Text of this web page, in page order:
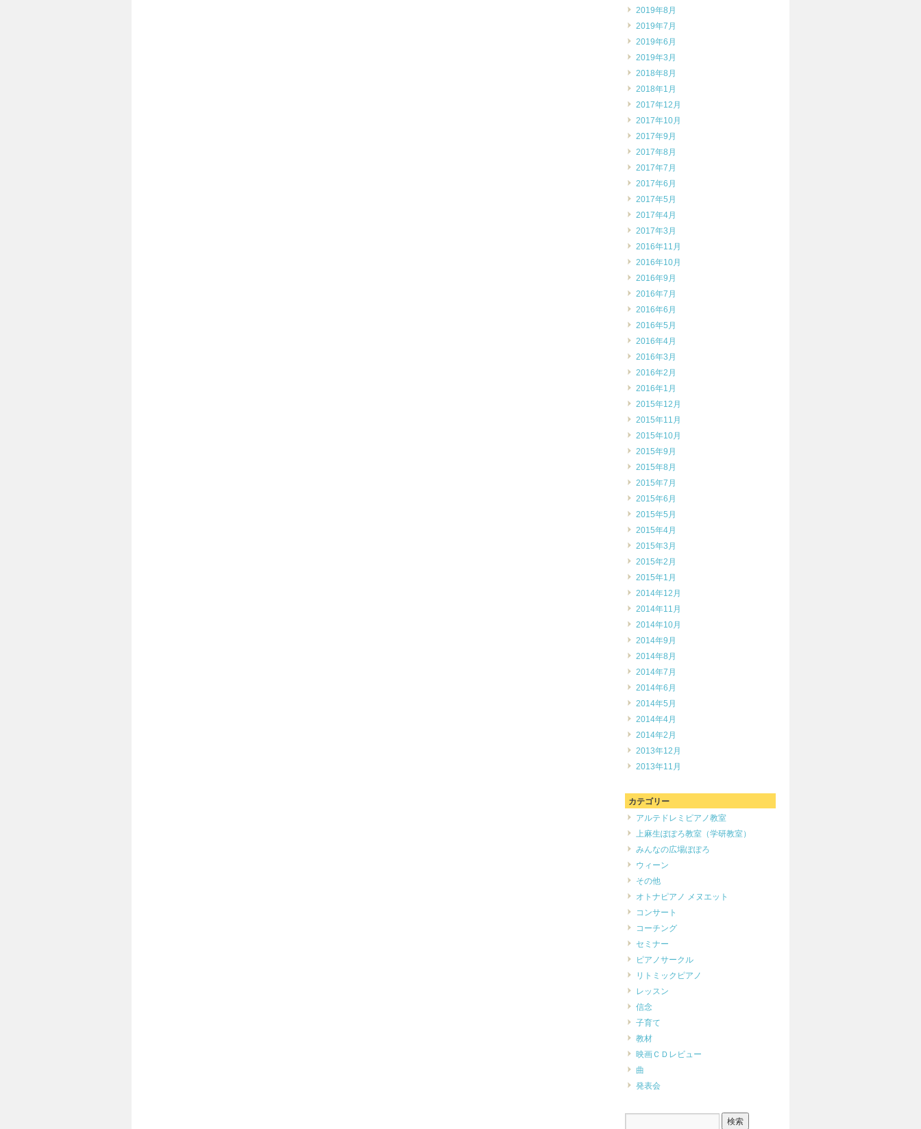
2019年8月
2019年7月
2019年6月
2019年3月
2018年8月
2018年1月
2017年12月
2017年10月
2017年9月
2017年8月
2017年7月
2017年6月
2017年5月
2017年4月
2017年3月
2016年11月
2016年10月
2016年9月
2016年7月
2016年6月
2016年5月
2016年4月
2016年3月
2016年2月
2016年1月
2015年12月
2015年11月
2015年10月
2015年9月
2015年8月
2015年7月
2015年6月
2015年5月
2015年4月
2015年3月
2015年2月
2015年1月
2014年12月
2014年11月
2014年10月
2014年9月
2014年8月
2014年7月
2014年6月
2014年5月
2014年4月
2014年2月
2013年12月
2013年11月
カテゴリー
アルテドレミピアノ教室
上麻生ぽぽろ教室（学研教室）
みんなの広場ぽぽろ
ウィーン
その他
オトナピアノ メヌエット
コンサート
コーチング
セミナー
ピアノサークル
リトミックピアノ
レッスン
信念
子育て
教材
映画ＣＤレビュー
曲
発表会